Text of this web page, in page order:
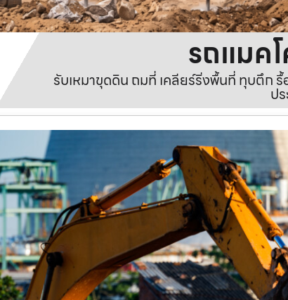
รถแมค
รับเหมาขุดดิน ถมที่ เคลียร์ริ่งพื้นที่ ทุบตึก
ป